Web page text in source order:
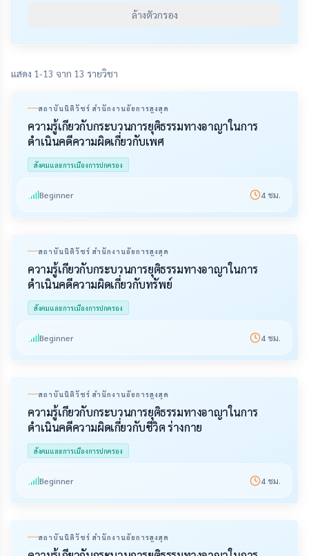
ล้างตัวกรอง
แสดง 1-13 จาก 13 รายวิชา
สถาบันนิติวัชร์ สำนักงานอัยการสูงสุด
ความรู้เกี่ยวกับกระบวนการยุติธรรมทางอาญาในการ
ดำเนินคดีความผิดเกี่ยวกับเพศ
สังคมและการเมืองการปกครอง
Beginner 4 ชม.
สถาบันนิติวัชร์ สำนักงานอัยการสูงสุด
ความรู้เกี่ยวกับกระบวนการยุติธรรมทางอาญาในการ
ดำเนินคดีความผิดเกี่ยวกับทรัพย์
สังคมและการเมืองการปกครอง
Beginner 4 ชม.
สถาบันนิติวัชร์ สำนักงานอัยการสูงสุด
ความรู้เกี่ยวกับกระบวนการยุติธรรมทางอาญาในการ
ดำเนินคดีความผิดเกี่ยวกับชีวิต ร่างกาย
สังคมและการเมืองการปกครอง
Beginner 4 ชม.
สถาบันนิติวัชร์ สำนักงานอัยการสูงสุด